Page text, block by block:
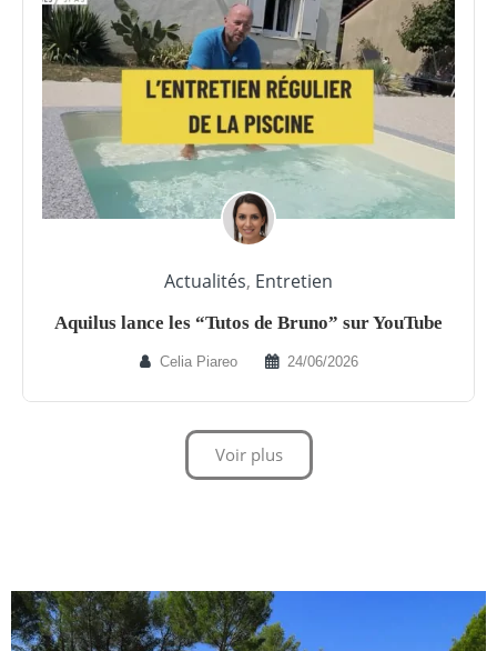
Actualités, Entretien
Aquilus lance les “Tutos de Bruno” sur YouTube
Celia Piareo 24/06/2026
Voir plus